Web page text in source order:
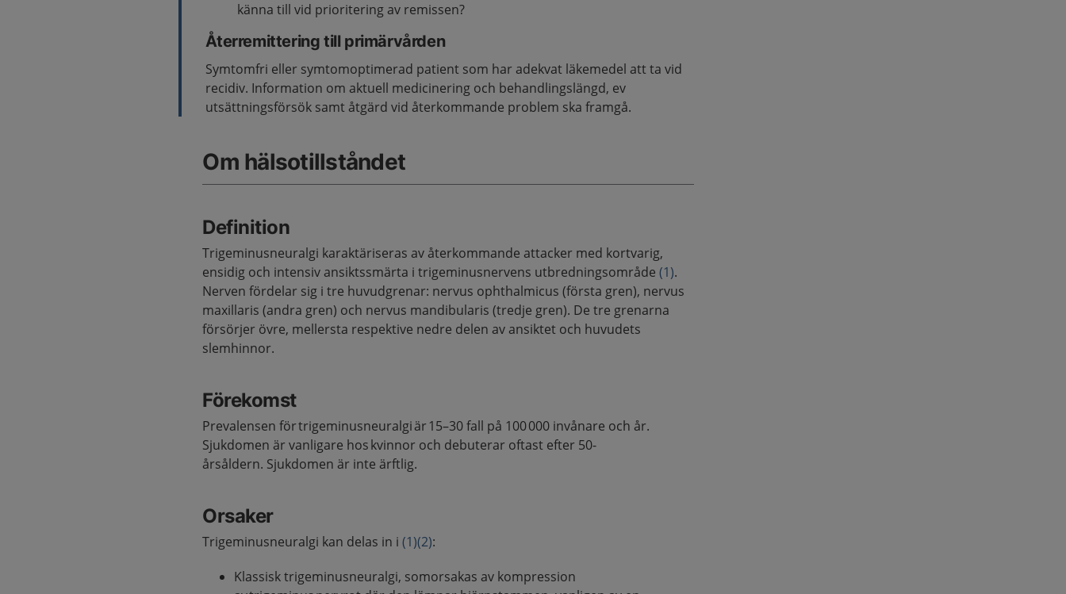
känna till vid prioritering av remissen?
Återremittering till primärvården
Symtomfri eller symtomoptimerad patient som har adekvat läkemedel att ta vid
recidiv. Information om aktuell medicinering och behandlingslängd, ev
utsättningsförsök samt åtgärd vid återkommande problem ska framgå.
Om hälsotillståndet
Definition
Trigeminusneuralgi karaktäriseras av återkommande attacker med kortvarig,
ensidig och intensiv ansiktssmärta i trigeminusnervens utbredningsområde(1).
Nerven fördelar sig i tre huvudgrenar: nervus ophthalmicus (första gren), nervus
maxillaris (andra gren) och nervus mandibularis (tredje gren). De tre grenarna
försörjer övre, mellersta respektive nedre delen av ansiktet och huvudets
slemhinnor.
Förekomst
Prevalensen för trigeminusneuralgi är 15–30 fall på 100 000 invånare och år.
Sjukdomen är vanligare hos kvinnor och debuterar oftast efter 50-
årsåldern. Sjukdomen är inte ärftlig.
Orsaker
Trigeminusneuralgi kan delas in i(1)(2):
Klassisk trigeminusneuralgi, somorsakas av kompression